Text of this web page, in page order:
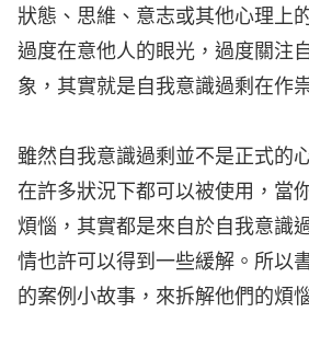
狀態、思維、意志或其他心理上
過度在意他人的眼光，過度關注
象，其實就是自我意識過剩在作
雖然自我意識過剩並不是正式的
在許多狀況下都可以被使用，當
煩惱，其實都是來自於自我意識
情也許可以得到一些緩解。所以
的案例小故事，來拆解他們的煩